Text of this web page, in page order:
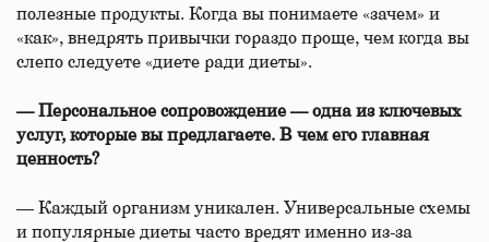
полезные продукты. Когда вы понимаете «зачем» и
«как», внедрять привычки гораздо проще, чем когда вы
слепо следуете «диете ради диеты».
— Персональное сопровождение — одна из ключевых
услуг, которые вы предлагаете. В чем его главная
ценность?
— Каждый организм уникален. Универсальные схемы
и популярные диеты часто вредят именно из-за